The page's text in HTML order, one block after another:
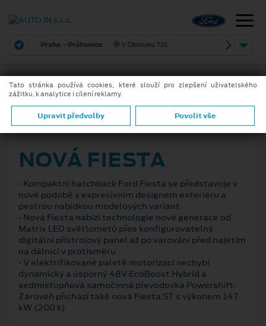
Praha – Průhonice V Oblouku 731
16. 9. 2021
NOVÁ FIESTA
• Kompaktní hatchback Ford Fiesta se představuje v
nové podobě s expresivním designem exteriéru a
pestrou nabídkou modelových variant
• Nová Fiesta nabízí technologie nové generace od
Matrix LED světlometů přes konfigurovatelný
digitální přístrojový panel až po varování před najetím
na dálnici v protisměru
• V elektrifikované paletě motorizací nechybí
dynamický a úsporný 48V EcoBoost Hybrid a
sedmistupňová samočinná převodovka Powershift.
Zároveň přichází také nová Fiesta ST s výkonem 147
kW (200 k)
Tato stránka používá cookies, které slouží pro zlepšení uživatelského
zážitku, k analytice i cílení reklamy.
Upravit předvolby Povolit vše